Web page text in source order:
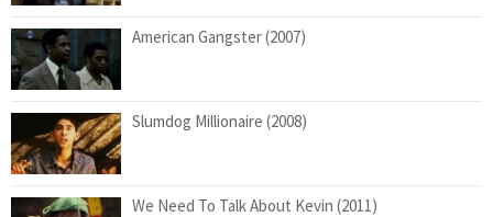
American Gangster (2007)
Slumdog Millionaire (2008)
We Need To Talk About Kevin (2011)